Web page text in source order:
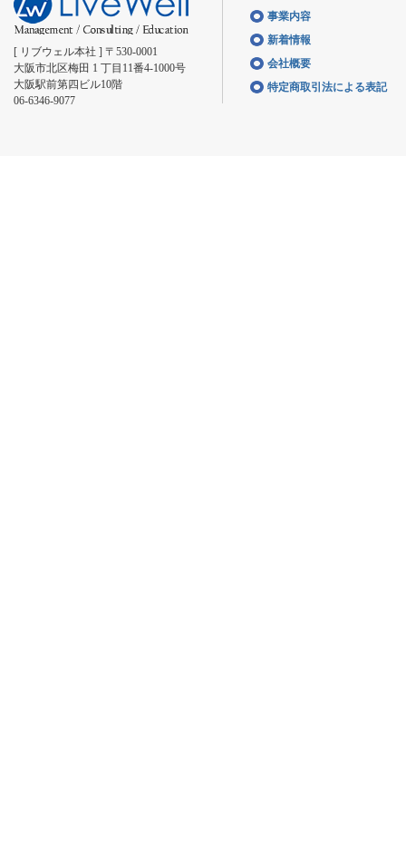
[ リブウェル本社 ] 〒530-0001
大阪市北区梅田 1 丁目11番4-1000号
大阪駅前第四ビル10階
06-6346-9077
事業内容
新着情報
会社概要
特定商取引法による表記